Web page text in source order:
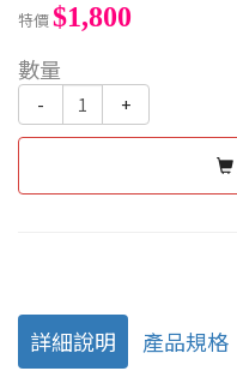
特價$1,800
數量
- +
詳細說明 產品規格